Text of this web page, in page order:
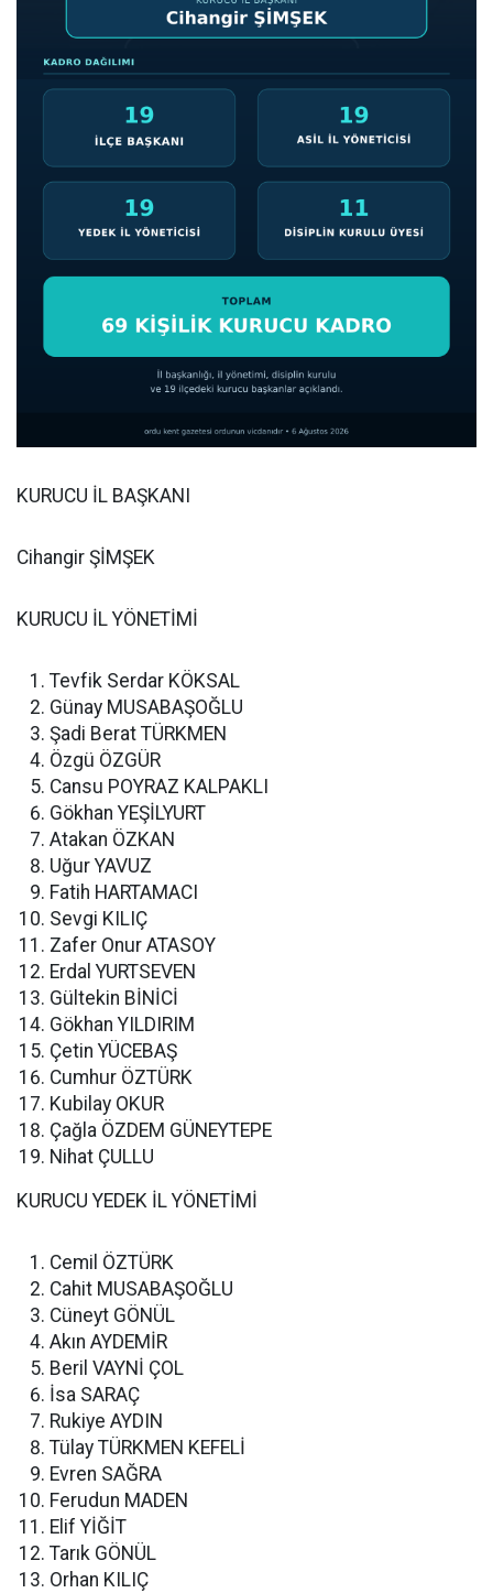
KURUCU İL BAŞKANI
Cihangir ŞİMŞEK
KURUCU İL YÖNETİMİ
Tevfik Serdar KÖKSAL
Günay MUSABAŞOĞLU
Şadi Berat TÜRKMEN
Özgü ÖZGÜR
Cansu POYRAZ KALPAKLI
Gökhan YEŞİLYURT
Atakan ÖZKAN
Uğur YAVUZ
Fatih HARTAMACI
Sevgi KILIÇ
Zafer Onur ATASOY
Erdal YURTSEVEN
Gültekin BİNİCİ
Gökhan YILDIRIM
Çetin YÜCEBAŞ
Cumhur ÖZTÜRK
Kubilay OKUR
Çağla ÖZDEM GÜNEYTEPE
Nihat ÇULLU
KURUCU YEDEK İL YÖNETİMİ
Cemil ÖZTÜRK
Cahit MUSABAŞOĞLU
Cüneyt GÖNÜL
Akın AYDEMİR
Beril VAYNİ ÇOL
İsa SARAÇ
Rukiye AYDIN
Tülay TÜRKMEN KEFELİ
Evren SAĞRA
Ferudun MADEN
Elif YİĞİT
Tarık GÖNÜL
Orhan KILIÇ